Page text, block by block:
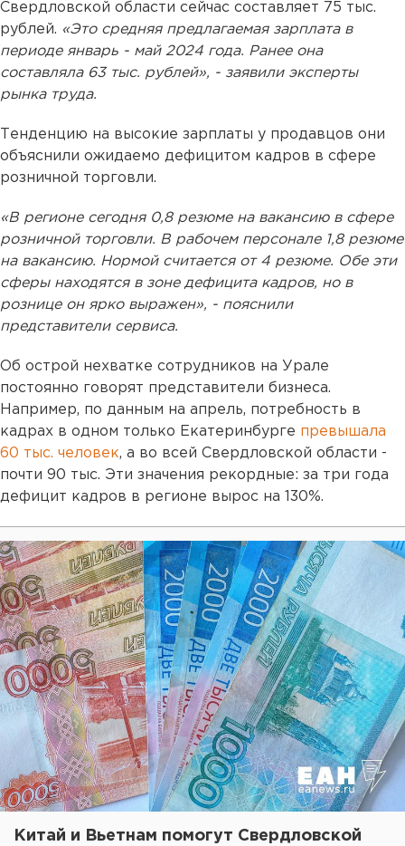
Свердловской области сейчас составляет 75 тыс.
рублей. «Это средняя предлагаемая зарплата в
периоде январь - май 2024 года. Ранее она
составляла 63 тыс. рублей», - заявили эксперты
рынка труда.
Тенденцию на высокие зарплаты у продавцов они
объяснили ожидаемо дефицитом кадров в сфере
розничной торговли.
«В регионе сегодня 0,8 резюме на вакансию в сфере
розничной торговли. В рабочем персонале 1,8 резюме
на вакансию. Нормой считается от 4 резюме. Обе эти
сферы находятся в зоне дефицита кадров, но в
рознице он ярко выражен», - пояснили
представители сервиса.
Об острой нехватке сотрудников на Урале
постоянно говорят представители бизнеса.
Например, по данным на апрель, потребность в
кадрах в одном только Екатеринбурге превышала
60 тыс. человек, а во всей Свердловской области -
почти 90 тыс. Эти значения рекордные: за три года
дефицит кадров в регионе вырос на 130%.
Китай и Вьетнам помогут Свердловской